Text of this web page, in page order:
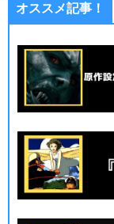
オススメ記事！